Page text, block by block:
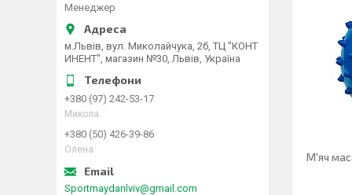
М'яч
Менеджер
м.Львів, вул. Миколайчука, 2б, ТЦ "КОНТ
ИНЕНТ", магазин №30, Львів, Україна
+380 (97) 242-53-17
Микола
+380 (50) 426-39-86
Олена
Sportmaydanlviv@gmail.com